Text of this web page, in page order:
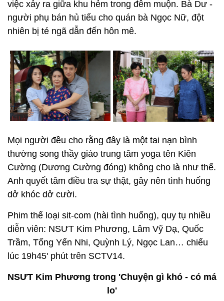
việc xảy ra giữa khu hẻm trong đêm muộn. Bà Dư -
người phụ bán hủ tiếu cho quán bà Ngọc Nữ, đột
nhiên bị té ngã dẫn đến hôn mê.
Mọi người đều cho rằng đây là một tai nạn bình
thường song thầy giáo trung tâm yoga tên Kiên
Cường (Dương Cường đóng) không cho là như thế.
Anh quyết tâm điều tra sự thật, gây nên tình huống
dở khóc dở cười.
Phim thể loại sit-com (hài tình huống), quy tụ nhiều
diễn viên: NSƯT Kim Phương, Lâm Vỹ Dạ, Quốc
Trầm, Tống Yến Nhi, Quỳnh Lý, Ngọc Lan… chiếu
lúc 19h45' phút trên SCTV14.
NSƯT Kim Phương trong 'Chuyện gì khó - có má
lo'